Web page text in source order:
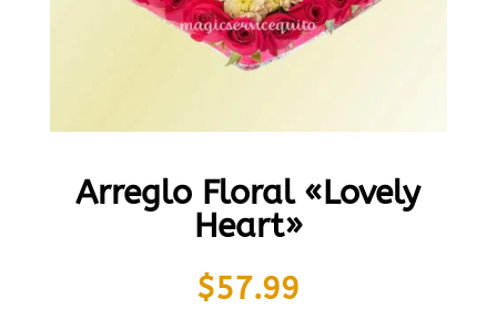
Arreglo Floral «Lovely
Heart»
$57.99